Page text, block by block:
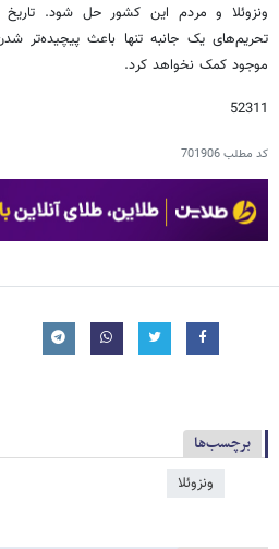
ونزوئلا و مردم این کشور حل شود.
تحریم‌های یک جانبه تنها باعث
موجود کمک نخواهد کرد.
52311
کد مطلب701906
برچسب‌ها
ونزوئلا